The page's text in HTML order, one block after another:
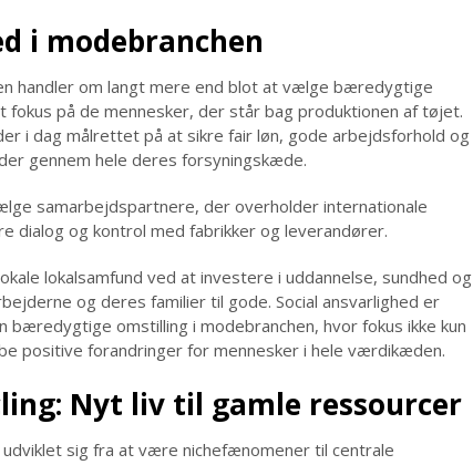
i modebranchen
handler om langt mere end blot at vælge bæredygtige
på de mennesker, der står bag produktionen af tøjet.
i dag målrettet på at sikre fair løn, gode arbejdsforhold og
gennem hele deres forsyningskæde.
samarbejdspartnere, der overholder internationale
dialog og kontrol med fabrikker og leverandører.
lokalsamfund ved at investere i uddannelse, sundhed og
og deres familier til gode. Social ansvarlighed er
omstilling i modebranchen, hvor fokus ikke kun
positive forandringer for mennesker i hele værdikæden.
Nyt liv til gamle ressourcer
udviklet sig fra at være nichefænomener til centrale